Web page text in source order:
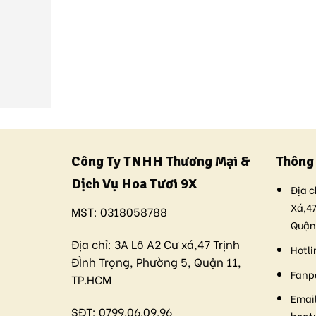
Công Ty TNHH Thương Mại &
Dịch Vụ Hoa Tươi 9X
MST: 0318058788
Địa chỉ: 3A Lô A2 Cư xá,47 Trịnh
ĐÌnh Trọng, Phường 5, Quận 11,
TP.HCM
SĐT: 0799.06.09.96
Địa